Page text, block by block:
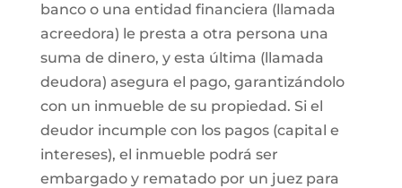
banco o una entidad financiera (llamada
acreedora) le presta a otra persona una
suma de dinero, y esta última (llamada
deudora) asegura el pago, garantizándolo
con un inmueble de su propiedad. Si el
deudor incumple con los pagos (capital e
intereses), el inmueble podrá ser
embargado y rematado por un juez para